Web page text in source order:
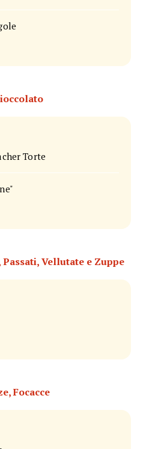
Torte
Vellutate e Zuppe
Focacce